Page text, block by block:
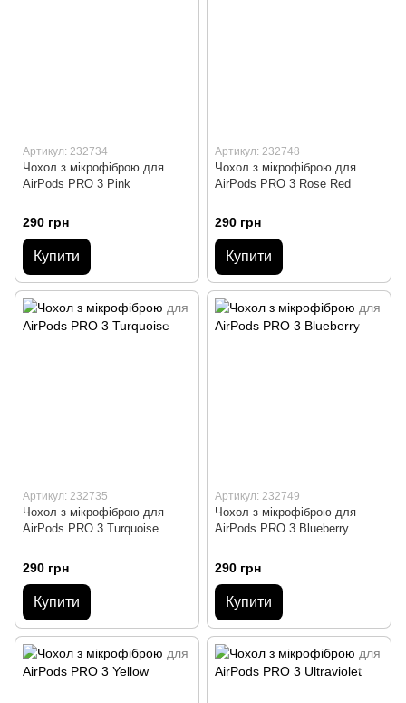
Артикул: 232734
Чохол з мікрофіброю для
AirPods PRO 3 Pink
290 грн
Купити
Артикул: 232748
Чохол з мікрофіброю для
AirPods PRO 3 Rose Red
290 грн
Купити
Артикул: 232735
Чохол з мікрофіброю для
AirPods PRO 3 Turquoise
290 грн
Купити
Артикул: 232749
Чохол з мікрофіброю для
AirPods PRO 3 Blueberry
290 грн
Купити